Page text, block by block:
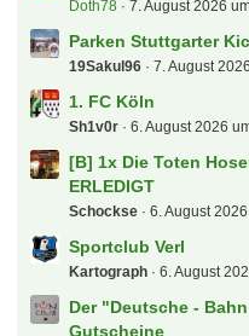
kinghobel 7. August 2026
Tipps für
Doth78 7. August 2026
Hallo zusammen
Doth78 7. August 2026
Parken Stuttgarter
19Sakul96 7. August
1. FC Köln
Sh1v0r 6. August 2026
[B] 1x Die Toten
ERLEDIGT
Schockse 6. August 2026